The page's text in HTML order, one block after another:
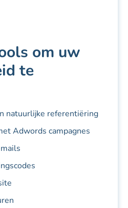
om uw
te
natuurlijke referentiëring
Adwords campagnes